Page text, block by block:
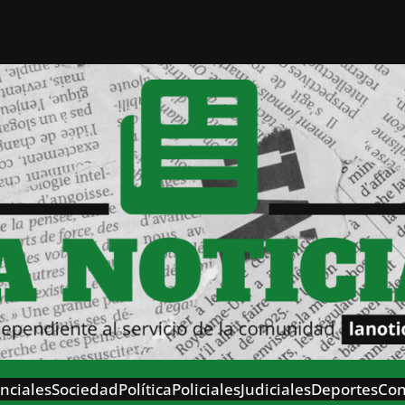
SociedadPolíticaPolicialesJudicialesDeportes